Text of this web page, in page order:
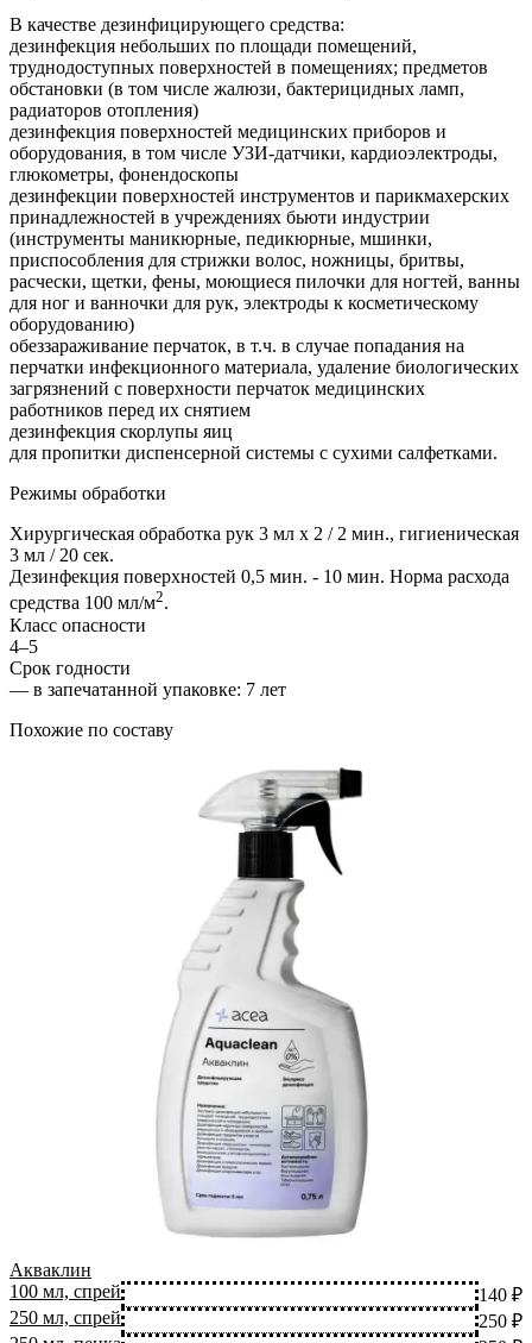
В качестве дезинфицирующего средства:
дезинфекция небольших по площади помещений,
труднодоступных поверхностей в помещениях; предметов
обстановки (в том числе жалюзи, бактерицидных ламп,
радиаторов отопления)
дезинфекция поверхностей медицинских приборов и
оборудования, в том числе УЗИ-датчики, кардиоэлектроды,
глюкометры, фонендоскопы
дезинфекции поверхностей инструментов и парикмахерских
принадлежностей в учреждениях бьюти индустрии
(инструменты маникюрные, педикюрные, мшинки,
приспособления для стрижки волос, ножницы, бритвы,
расчески, щетки, фены, моющиеся пилочки для ногтей, ванны
для ног и ванночки для рук, электроды к косметическому
оборудованию)
обеззараживание перчаток, в т.ч. в случае попадания на
перчатки инфекционного материала, удаление биологических
загрязнений с поверхности перчаток медицинских
работников перед их снятием
дезинфекция скорлупы яиц
для пропитки диспенсерной системы с сухими салфетками.
Режимы обработки
Хирургическая обработка рук 3 мл х 2 / 2 мин., гигиеническая
3 мл / 20 сек.
Дезинфекция поверхностей 0,5 мин. - 10 мин. Норма расхода
средства 100 мл/м2.
Класс опасности
4–5
Срок годности
— в запечатанной упаковке: 7 лет
Похожие по составу
Акваклин
100 мл, спрей
140 ₽
250 мл, спрей
250 ₽